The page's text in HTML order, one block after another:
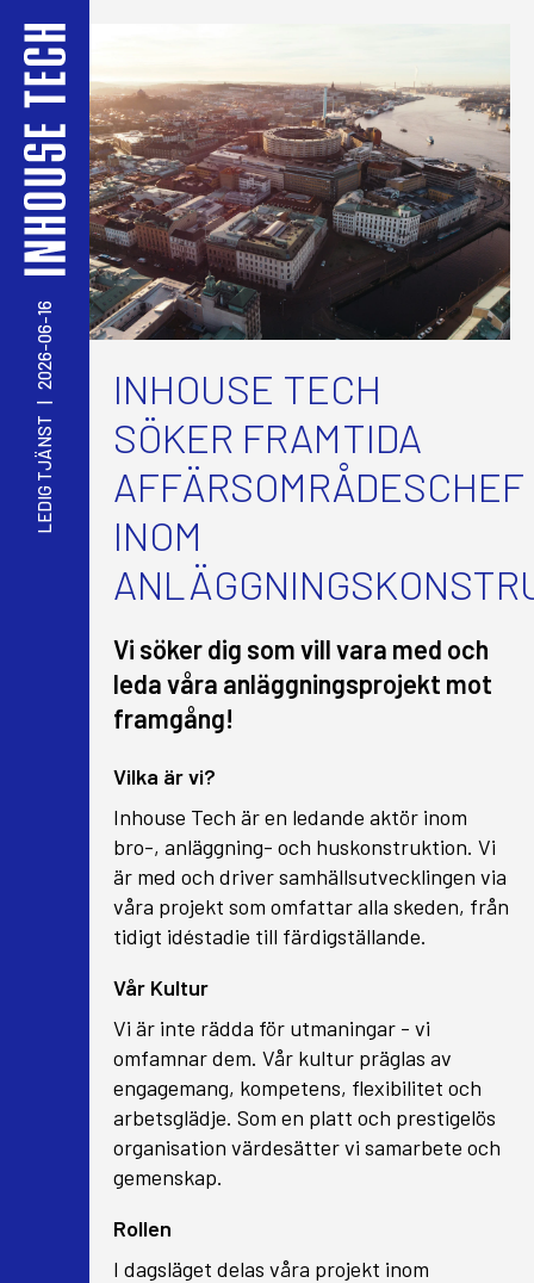
LEDIG TJÄNST
|
2026-06-16
INHOUSE TECH
SÖKER FRAMTIDA
AFFÄRSOMRÅDESCHEF
INOM
Vi söker dig som vill vara med och
leda våra anläggningsprojekt mot
framgång!
Vilka är vi?
Inhouse Tech är en ledande aktör inom
bro-, anläggning- och huskonstruktion. Vi
är med och driver samhällsutvecklingen via
våra projekt som omfattar alla skeden, från
tidigt idéstadie till färdigställande.
Vår Kultur
Vi är inte rädda för utmaningar - vi
omfamnar dem. Vår kultur präglas av
engagemang, kompetens, flexibilitet och
arbetsglädje. Som en platt och prestigelös
organisation värdesätter vi samarbete och
gemenskap.
Rollen
I dagsläget delas våra projekt inom